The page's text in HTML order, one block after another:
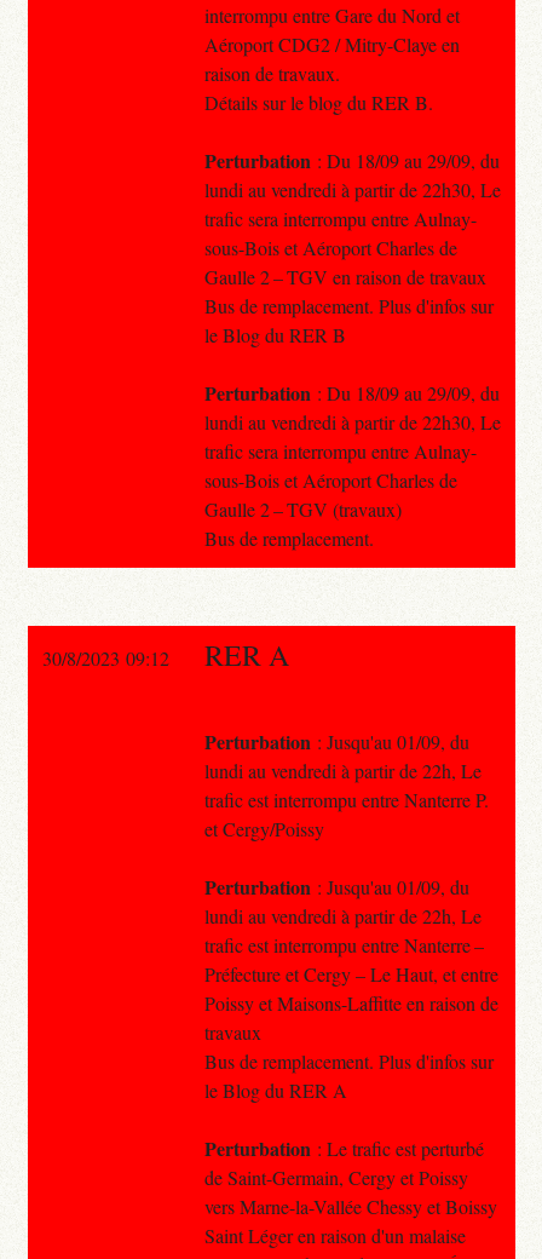
interrompu entre Gare du Nord et
Aéroport CDG2 / Mitry-Claye en
raison de travaux.
Détails sur le blog du RER B.
Perturbation : Du 18/09 au 29/09, du
lundi au vendredi à partir de 22h30, Le
trafic sera interrompu entre Aulnay-
sous-Bois et Aéroport Charles de
Gaulle 2 – TGV en raison de travaux
Bus de remplacement. Plus d'infos sur
le Blog du RER B
Perturbation : Du 18/09 au 29/09, du
lundi au vendredi à partir de 22h30, Le
trafic sera interrompu entre Aulnay-
sous-Bois et Aéroport Charles de
Gaulle 2 – TGV (travaux)
Bus de remplacement.
30/8/2023 09:12 RER A
Perturbation : Jusqu'au 01/09, du
lundi au vendredi à partir de 22h, Le
trafic est interrompu entre Nanterre P.
et Cergy/Poissy
Perturbation : Jusqu'au 01/09, du
lundi au vendredi à partir de 22h, Le
trafic est interrompu entre Nanterre –
Préfecture et Cergy – Le Haut, et entre
Poissy et Maisons-Laffitte en raison de
travaux
Bus de remplacement. Plus d'infos sur
le Blog du RER A
Perturbation : Le trafic est perturbé
de Saint-Germain, Cergy et Poissy
vers Marne-la-Vallée Chessy et Boissy
Saint Léger en raison d'un malaise